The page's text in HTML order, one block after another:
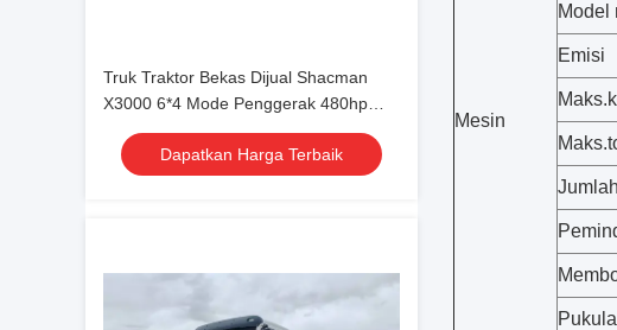
Truk Traktor Bekas Dijual Shacman
X3000 6*4 Mode Penggerak 480hp
Truk Traktor Termurah Dijual FOB
China
Dapatkan Harga Terbaik
Mesin
Model
Emisi